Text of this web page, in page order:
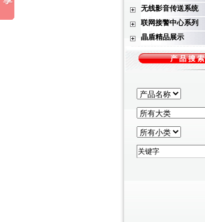
无线影音传送系统
联网接警中心系列
晶盾精品展示
产 品 搜 索